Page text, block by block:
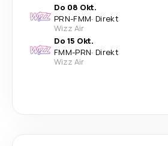
Do 08 Okt.
PRN-FMM· Direkt
Wizz Air
Do 15 Okt.
FMM-PRN· Direkt
Wizz Air